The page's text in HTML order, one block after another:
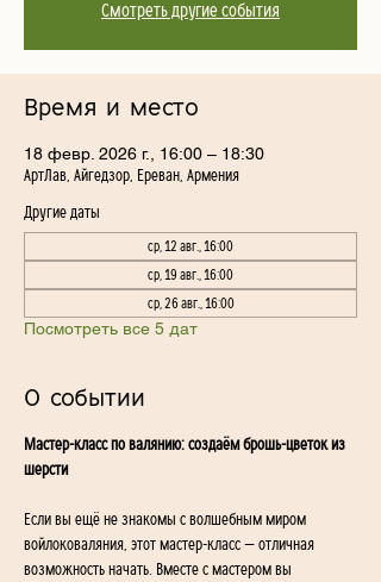
Смотреть другие события
Время и место
18 февр. 2026 г., 16:00 – 18:30
АртЛав, Айгедзор, Ереван, Армения
Другие даты
ср, 12 авг., 16:00
ср, 19 авг., 16:00
ср, 26 авг., 16:00
Посмотреть все 5 дат
О событии
Мастер-класс по валянию: создаём брошь-цветок из
шерсти
Если вы ещё не знакомы с волшебным миром
войлоковаляния, этот мастер-класс — отличная
возможность начать. Вместе с мастером вы